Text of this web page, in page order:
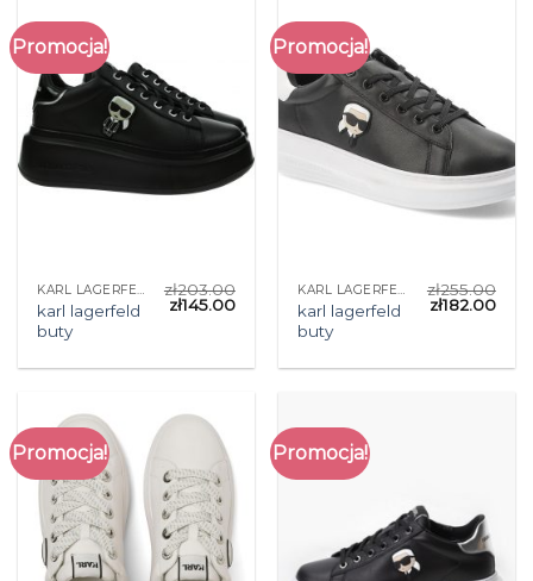
Promocja!
KARL LAGERFELD BUTY
karl lagerfeld
buty
zł203.00
zł145.00
Promocja!
KARL LAGERFELD BUTY
karl lagerfeld
buty
zł255.00
zł182.00
Promocja! Promocja!